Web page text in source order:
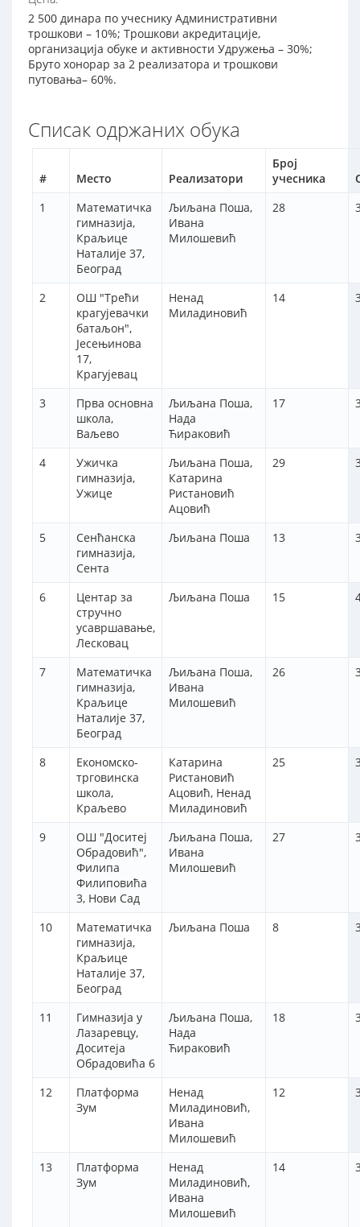
2 500 динара по учеснику Административни
трошкови – 10%; Трошкови акредитације,
организација обуке и активности Удружења – 30%;
Бруто хонорар за 2 реализатора и трошкови
путовања– 60%.
Списак одржаних обука
# Место Реализатори
Број
учесника
1
Математичка
гимназија,
Краљице
Наталије 37,
Београд
Љиљана Поша,
Ивана
Милошевић
28
2
ОШ "Трећи
крагујевачки
батаљон",
Јесењинова
17,
Крагујевац
Ненад
Миладиновић
14
3
Прва основна
школа,
Ваљево
Љиљана Поша,
Нада
Ћираковић
17
4
Ужичка
гимназија,
Ужице
Љиљана Поша,
Катарина
Ристановић
Ацовић
29
5
Сенћанска
гимназија,
Сента
Љиљана Поша 13
6
Центар за
стручно
усавршавање,
Лесковац
Љиљана Поша 15
7
Математичка
гимназија,
Краљице
Наталије 37,
Београд
Љиљана Поша,
Ивана
Милошевић
26
8
Економско-
трговинска
школа,
Краљево
Катарина
Ристановић
Ацовић, Ненад
Миладиновић
25
9
ОШ "Доситеј
Обрадовић",
Филипа
Филиповића
3, Нови Сад
Љиљана Поша,
Ивана
Милошевић
27
10
Математичка
гимназија,
Краљице
Наталије 37,
Београд
Љиљана Поша 8
11
Гимназија у
Лазаревцу,
Доситеја
Обрадовића 6
Љиљана Поша,
Нада
Ћираковић
18
12
Платформа
Зум
Ненад
Миладиновић,
Ивана
Милошевић
12
13
Платформа
Зум
Ненад
Миладиновић,
Ивана
Милошевић
14